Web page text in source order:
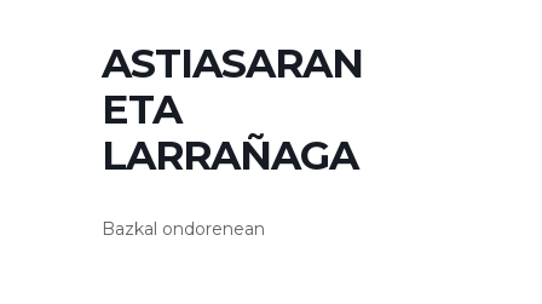
ASTIASARAN
ETA
LARRAÑAGA
Bazkal ondorenean